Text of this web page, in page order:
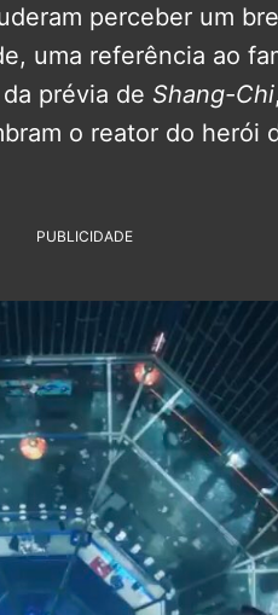
perceber um
uma referência ao
prévia de Shang-Chi
o reator do herói
PUBLICIDADE